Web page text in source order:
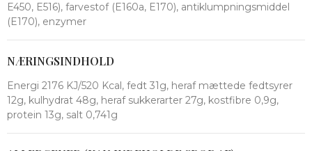
E450, E516), farvestof (E160a, E170), antiklumpningsmiddel
(E170), enzymer
NÆRINGSINDHOLD
Energi 2176 KJ/520 Kcal, fedt 31g, heraf mættede fedtsyrer
12g, kulhydrat 48g, heraf sukkerarter 27g, kostfibre 0,9g,
protein 13g, salt 0,741g